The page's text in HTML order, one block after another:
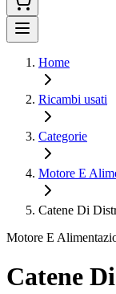
Home
Ricambi usati
Categorie
Motore E
Catene Di
Motore E
Catene